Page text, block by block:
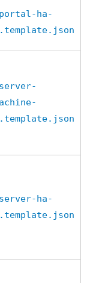
ha-
ha-